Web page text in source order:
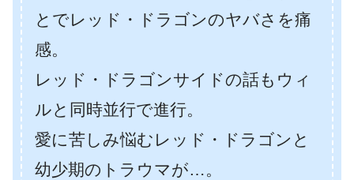
とでレッド・ドラゴンのヤバさを痛
感。
レッド・ドラゴンサイドの話もウィ
ルと同時並行で進行。
愛に苦しみ悩むレッド・ドラゴンと
幼少期のトラウマが…。